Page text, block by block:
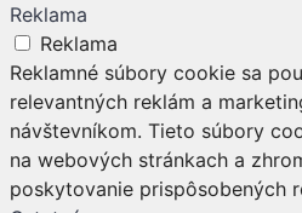
Reklama
Reklama
Reklamné súbory cookie sa
relevantných reklám a
návštevníkom. Tieto súbory
na webových stránkach a
poskytovanie prispôsobených